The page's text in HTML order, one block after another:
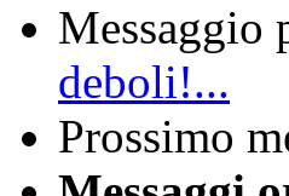
Messaggio
deboli!...
Prossimo